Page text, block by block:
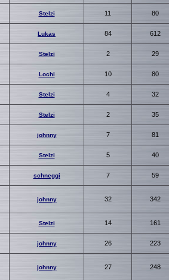
Stelzi 11 80
Lukas 84 612
Stelzi 2 29
Lochi 10 80
Stelzi 4 32
Stelzi 2 35
johnny 7 81
Stelzi 5 40
schneggi 7 59
johnny 32 342
Stelzi 14 161
johnny 26 223
johnny 27 248